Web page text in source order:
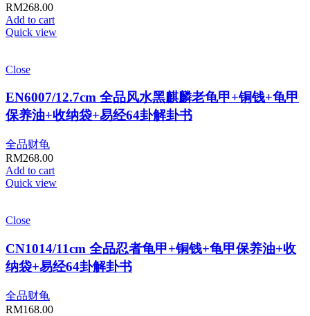
RM268.00
Add to cart
Quick view
Close
EN6007/12.7cm 全品风水黑麒麟老龟甲+铜钱+龟甲
保养油+收纳袋+易经64卦解卦书
全品财龟
RM268.00
Add to cart
Quick view
Close
CN1014/11cm 全品忍者龟甲+铜钱+龟甲保养油+收
纳袋+易经64卦解卦书
全品财龟
RM168.00